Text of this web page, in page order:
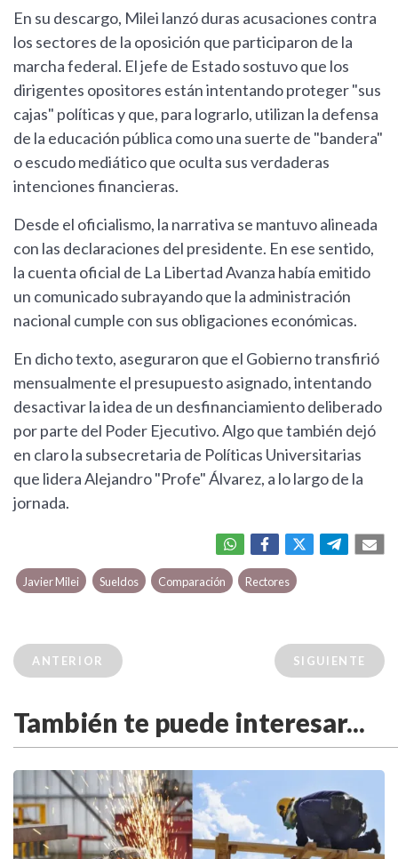
En su descargo, Milei lanzó duras acusaciones contra
los sectores de la oposición que participaron de la
marcha federal. El jefe de Estado sostuvo que los
dirigentes opositores están intentando proteger "sus
cajas" políticas y que, para lograrlo, utilizan la defensa
de la educación pública como una suerte de "bandera"
o escudo mediático que oculta sus verdaderas
intenciones financieras.
Desde el oficialismo, la narrativa se mantuvo alineada
con las declaraciones del presidente. En ese sentido,
la cuenta oficial de La Libertad Avanza había emitido
un comunicado subrayando que la administración
nacional cumple con sus obligaciones económicas.
En dicho texto, aseguraron que el Gobierno transfirió
mensualmente el presupuesto asignado, intentando
desactivar la idea de un desfinanciamiento deliberado
por parte del Poder Ejecutivo. Algo que también dejó
en claro la subsecretaria de Políticas Universitarias
que lidera Alejandro "Profe" Álvarez, a lo largo de la
jornada.
Javier Milei Sueldos Comparación Rectores
ANTERIOR SIGUIENTE
También te puede interesar...